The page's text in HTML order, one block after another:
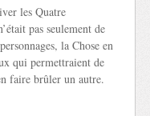
les Quatre
pas seulement de
la Chose en
qui permettraient de
faire brûler un autre.